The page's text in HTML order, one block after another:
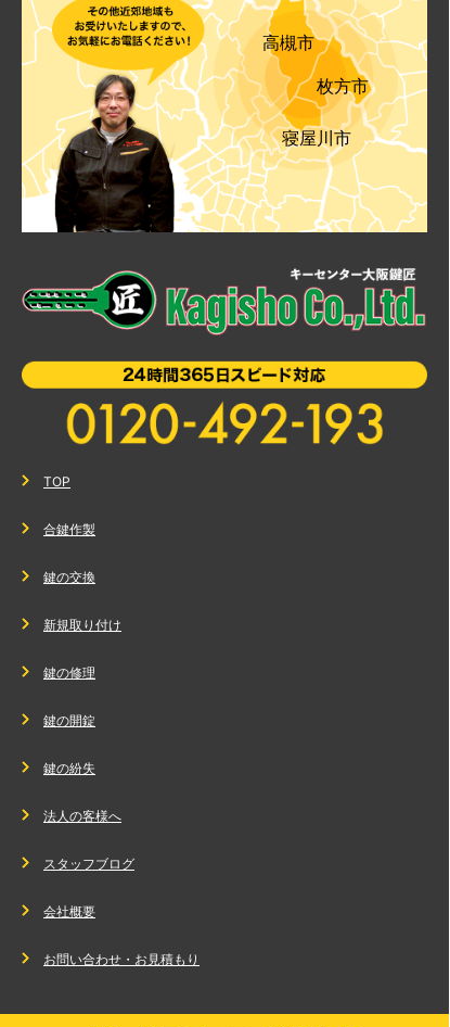
高槻市
枚方市
寝屋川市
TOP
合鍵作製
鍵の交換
新規取り付け
鍵の修理
鍵の開錠
鍵の紛失
法人の客様へ
スタッフブログ
会社概要
お問い合わせ・お見積もり